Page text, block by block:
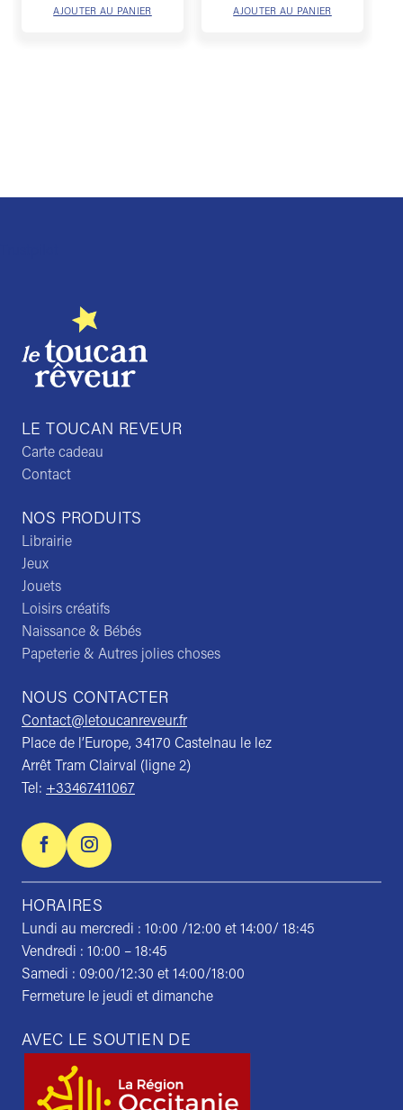
AJOUTER AU PANIER AJOUTER AU PANIER
NOS PRODUITS
Librairie
Jeux
Jouets
Loisirs créatifs
Naissance & Bébés
Papeterie & Autres jolies choses
NOUS CONTACTER
Contact@letoucanreveur.fr
Place de l’Europe, 34170 Castelnau le lez
Arrêt Tram Clairval (ligne 2)
Tel: +33467411067
HORAIRES
Lundi au mercredi : 10:00 /12:00 et 14:00/ 18:45
Vendredi : 10:00 – 18:45
Samedi : 09:00/12:30 et 14:00/18:00
Fermeture le jeudi et dimanche
LE TOUCAN REVEUR
Carte cadeau
Contact
AVEC LE SOUTIEN DE